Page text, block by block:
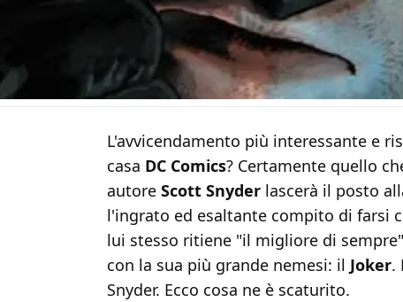
L'avvicendamento più interessante e
casa DC Comics? Certamente quello
autore Scott Snyder lascerà il posto
l'ingrato ed esaltante compito di farsi
lui stesso ritiene "il migliore di
con la sua più grande nemesi: il Joker.
Snyder. Ecco cosa ne è scaturito.